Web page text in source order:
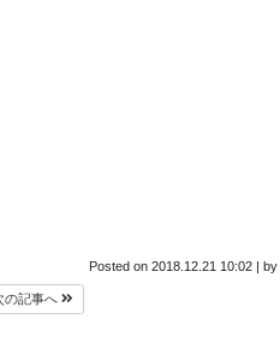
Posted on 2018.12.21 10:02| by
の記事へ